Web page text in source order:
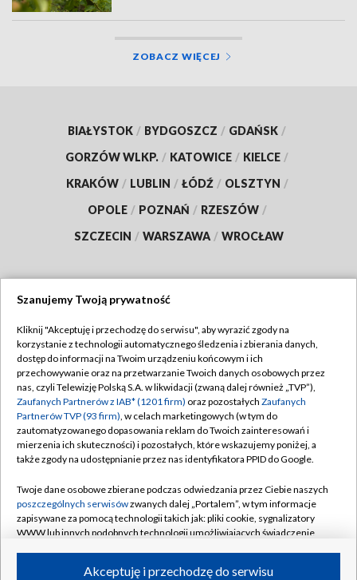
ZOBACZ WIĘCEJ
BIAŁYSTOK / BYDGOSZCZ / GDAŃSK /
GORZÓW WLKP. / KATOWICE / KIELCE /
KRAKÓW / LUBLIN / ŁÓDŹ / OLSZTYN /
OPOLE / POZNAŃ / RZESZÓW /
SZCZECIN / WARSZAWA / WROCŁAW
TVP
Abonament TVP
Emisja w TVP
Centrum informacji TVP
Naziemna Telewizja Cyfrowa
Rada Programowa
System NOS
Informacje o nadawcy
Regulamin TVP
Polityka prywatności
Moje zgody
Pomoc
Kontakt
Kanały
Szanujemy Twoją prywatność
Kliknij "Akceptuję i przechodzę do serwisu", aby wyrazić zgody na
korzystanie z technologii automatycznego śledzenia i zbierania danych,
dostęp do informacji na Twoim urządzeniu końcowym i ich
przechowywanie oraz na przetwarzanie Twoich danych osobowych przez
nas, czyli Telewizję Polską S.A. w likwidacji (zwaną dalej również „TVP”),
Zaufanych Partnerów z IAB* (1201 firm) oraz pozostałych Zaufanych
Partnerów TVP (93 firm), w celach marketingowych (w tym do
zautomatyzowanego dopasowania reklam do Twoich zainteresowań i
mierzenia ich skuteczności) i pozostałych, które wskazujemy poniżej, a
także zgody na udostępnianie przez nas identyfikatora PPID do Google.
Twoje dane osobowe zbierane podczas odwiedzania przez Ciebie naszych
poszczególnych serwisówzwanych dalej „Portalem”, w tym informacje
zapisywane za pomocą technologii takich jak: pliki cookie, sygnalizatory
WWW lub innych podobnych technologii umożliwiających świadczenie
ruchu w Internecie.Akceptuję i przechodzę do serwisu